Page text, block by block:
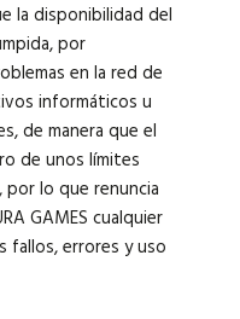
la disponibilidad del
por
en la red de
informáticos u
de manera que el
de unos límites
por lo que renuncia
GAMES cualquier
fallos, errores y uso